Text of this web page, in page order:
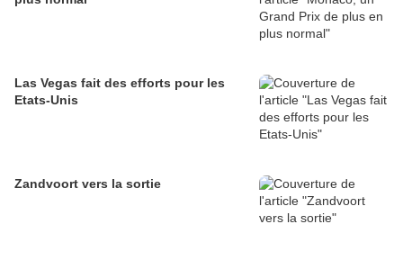
Las Vegas fait des efforts pour les
Etats-Unis
Zandvoort vers la sortie